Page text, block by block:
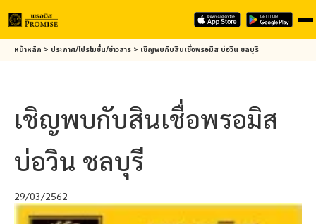
Skipหน้าหลัก > ประกาศ/โปรโมชั่น/ข่าวสาร > เชิญพบกับสินเชื่อพรอมิส บ่อวิน ชลบุรี
เชิญพบกับสินเชื่อพรอมิส
บ่อวิน ชลบุรี
29/03/2562